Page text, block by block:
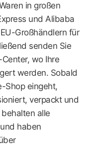
in großen
und Alibaba
Großhändlern für
senden Sie
wo Ihre
werden. Sobald
Shop eingeht,
verpackt und
alle
haben